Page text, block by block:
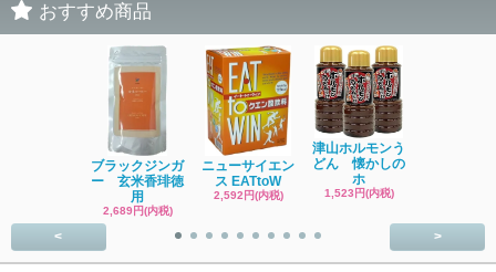
おすすめ商品
ブラックジンガ
ー 玄米香琲徳
用
2,689円(内税)
ニューサイエン
ス EATtoW
2,592円(内税)
津山ホルモンう
どん 懐かしの
ホ
1,523円(内税)
< >